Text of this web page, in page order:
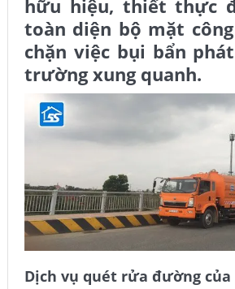
hữu hiệu, thiết thực
toàn diện bộ mặt
chặn việc bụi bẩn
trường xung quanh.
Dịch vụ quét rửa đường của